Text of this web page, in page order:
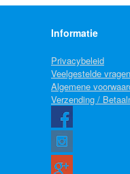
Informatie
Privacybeleid
Veelgestelde vragen
Algemene
Verzending /